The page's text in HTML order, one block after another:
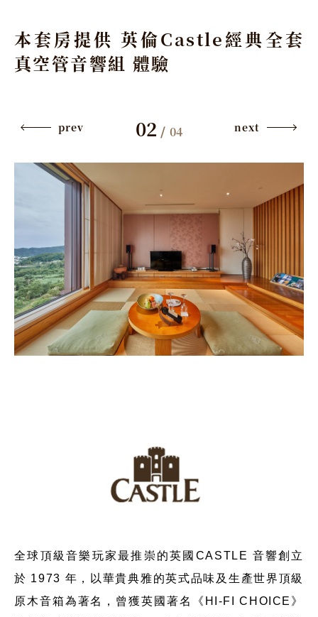
本套房提供 英倫Castle經典全套
真空管音響組 體驗
prev 02 /04 next
全球頂級音樂玩家最推崇的英國CASTLE 音響創立
於 1973 年，以華貴典雅的英式品味及生產世界頂級
原木音箱為著名，曾獲英國著名《HI-FI CHOICE》